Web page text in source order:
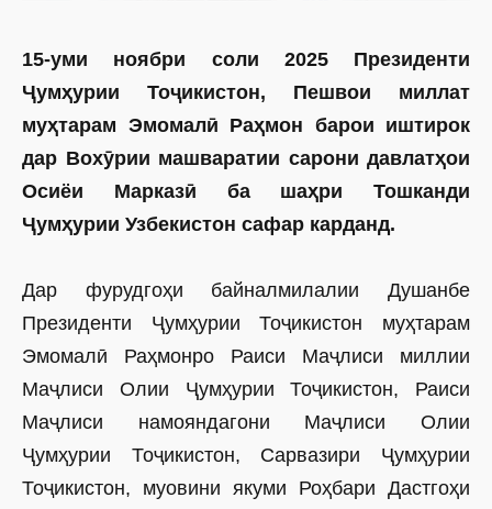
15-уми ноябри соли 2025Президенти
Ҷумҳурии Тоҷикистон, Пешвои миллат
муҳтарам Эмомалӣ Раҳмон барои иштирок
дар Вохӯрии машваратии сарони давлатҳои
Осиёи Марказӣ ба шаҳри Тошканди
Ҷумҳурии Узбекистон сафар карданд.
Дар фурудгоҳи байналмилалии Душанбе
Президенти Ҷумҳурии Тоҷикистон муҳтарам
Эмомалӣ Раҳмонро Раиси Маҷлиси миллии
Маҷлиси Олии Ҷумҳурии Тоҷикистон, Раиси
Маҷлиси намояндагони Маҷлиси Олии
Ҷумҳурии Тоҷикистон, Сарвазири Ҷумҳурии
Тоҷикистон, муовини якуми Роҳбари Дастгоҳи